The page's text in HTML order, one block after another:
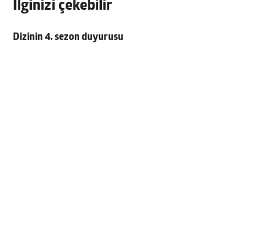
İlginizi çekebilir
Dizinin 4. sezon duyurusu